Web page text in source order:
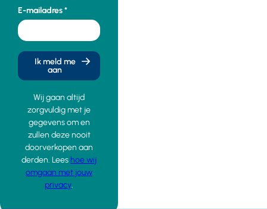
E-mailadres
Ik meld me
aan
Wij gaan altijd
zorgvuldig met je
gegevens om en
zullen deze nooit
doorverkopen aan
derden. Lees hoe wij
omgaan met jouw
privacy.